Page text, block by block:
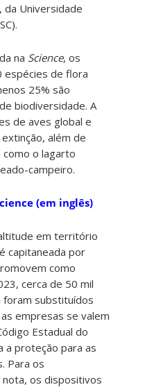
, da Universidade
na Science, os
espécies de flora
25% são
biodiversidade. A
de aves global e
além de
o lagarto
campeiro.
(em inglês)
em território
capitaneada por
como
cerca de 50 mil
foram substituídos
empresas se valem
Estadual do
a proteção para as
Para os
os dispositivos